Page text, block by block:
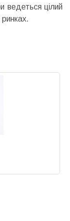
ведеться цілий